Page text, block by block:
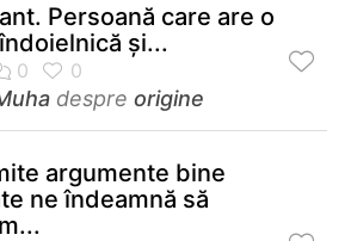
Persoană care are o
şi...
despre origine
argumente bine
ne îndeamnă să